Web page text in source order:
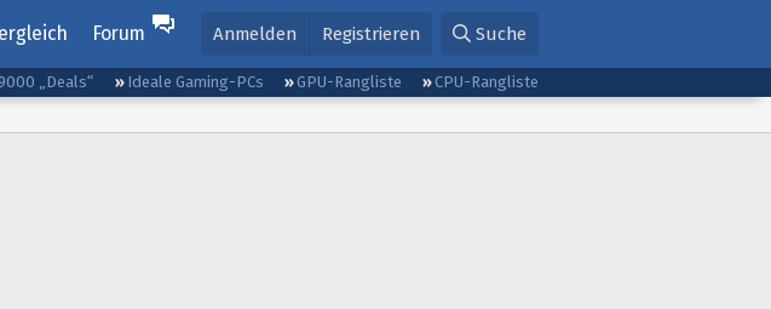
Forum Anmelden Registrieren Suche
„Deals“ Ideale Gaming-PCs GPU-Rangliste
CPU-Rangliste